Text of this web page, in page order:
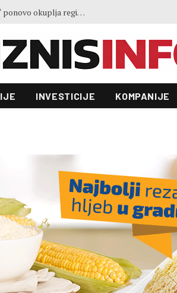
Ministar Forto: Profesionalni vozači ne mogu više čekati – Evropskoj komisiji ponudili smo provodivo rješenje
INVESTICIJE KOMPANIJE